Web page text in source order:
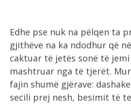
Edhe pse nuk na pëlqen ta
gjithëve na ka ndodhur që
caktuar të jetës sonë të
mashtruar nga të tjerët.
fajin shumë gjërave:
secili prej nesh, besimit të